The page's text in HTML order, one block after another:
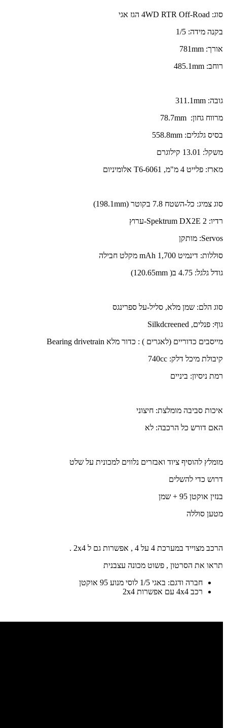
סוג: 4WD RTR Off-Road הגז אגי
בקנה מידה: 1/5
אורך: 781mm
רוחב: 485.1mm
גובה: 311.1mm
מרווח גחון: 78.7mm
בסיס גלגלים: 558.8mm
משקל: 13.01 קילוגרם
מארז: פלייט 4 מ"מ, 6061-T6 אלומיניום
סוג צמיג: כל-השטח 7.8 בקוטר (198.1mm)
רדיו: Spektrum DX2E 2-ערוץ
Servos: מותקן
סוללות: דינמיט 1,700 mAh מקלט חבילה
גודל גלגל: 4.75 ב( 120.65mm)
סוג הלם: שמן מלא, סליל-על ספרינגס
גוף: פנלים, Silkdcreened
מייסבים כדוריים (לאגרים ) : כדור מלא Bearing drivetrain
קיבולת מיכל דלק: 740cc
רמת ניסיון: ביניים
איכות סביבה מומלצת: חיצוני
האם דורש כל הרכבה: לא
מומלץ להוסיף ציוד ואבזרים נלווים למכונית על שלט
דרוש כדי להשלים
בנזין אוקטן 95 + שמן
מטען סוללה
הרכב מצוייד במערכת 4 על 4 , אפשרות גם ל 2x4 .
תראו את הסרטון , פשוט מכונה עצבנית
חברה ודגם: באגי 1/5 לוסי מנוע 95 אוקטן
רכב 4x4 עם אפשרות 2x4